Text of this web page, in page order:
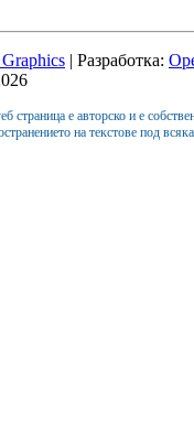
| Разработка:
страница е авторско и е
на текстове под